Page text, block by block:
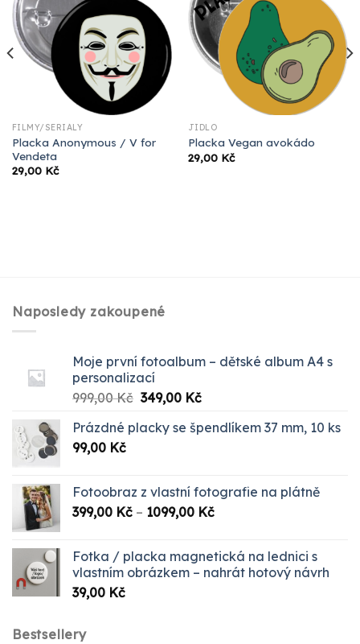
FILMY/SERIÁLY
Placka Anonymous / V for
Vendeta
29,00 Kč
JÍDLO
Placka Vegan avokádo
29,00 Kč
Naposledy zakoupené
Moje první fotoalbum – dětské album A4 s
personalizací
999,00Kč Původní
byla:
349,00 KčAktuální
je:
Prázdné placky se špendlíkem 37 mm, 10 ks
99,00 Kč
Fotoobraz z vlastní fotografie na plátně
399,00 Kč – 1099,00 KčRozpětí
až
1099,00 Kč
Fotka / placka magnetická na lednici s
vlastním obrázkem – nahrát hotový návrh
39,00 Kč
Bestsellery